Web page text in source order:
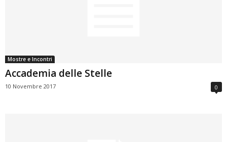
Mostre e Incontri
Accademia delle Stelle
10 Novembre 2017 0